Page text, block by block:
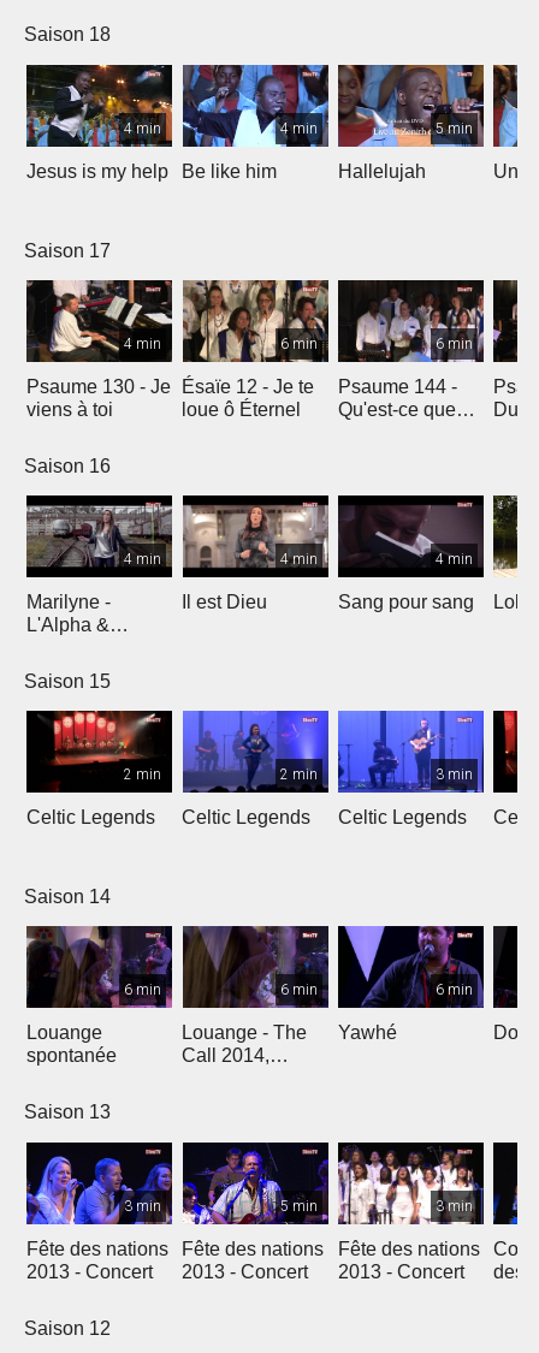
Saison 18
4 min
Jesus is my help
4 min
Be like him
5 min
Hallelujah Un
Saison 17
4 min
Psaume 130 - Je
viens à toi
6 min
Ésaïe 12 - Je te
loue ô Éternel
6 min
Psaume 144 -
Qu'est-ce que
Du
Saison 16
4 min
Marilyne -
L'Alpha &
4 min
Il est Dieu
4 min
Sang pour sang Lola
Saison 15
2 min
Celtic Legends
2 min
Celtic Legends
3 min
Celtic Legends
Saison 14
6 min
Louange
spontanée
6 min
Louange - The
Call 2014,
6 min
Yawhé
Saison 13
3 min
Fête des nations
2013 - Concert
5 min
Fête des nations
2013 - Concert
3 min
Fête des nations
2013 - Concert
des
Saison 12